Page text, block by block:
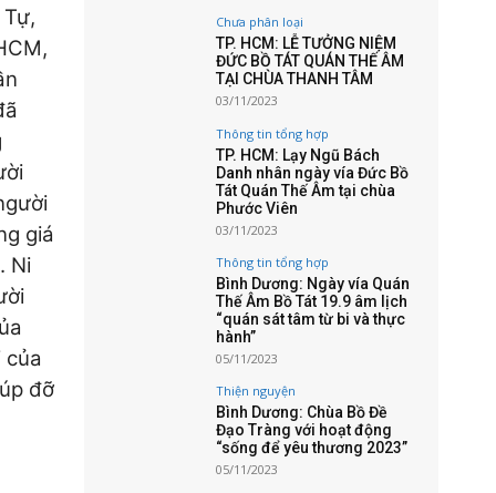
giá
Ni
đỡ
Chưa phân loại
TP. HCM: LỄ TƯỞNG NIỆM
ĐỨC BỒ TÁT QUÁN THẾ ÂM
TẠI CHÙA THANH TÂM
03/11/2023
Thông tin tổng hợp
TP. HCM: Lạy Ngũ Bách
Danh nhân ngày vía Đức Bồ
Tát Quán Thế Âm tại chùa
Phước Viên
03/11/2023
Thông tin tổng hợp
Bình Dương: Ngày vía Quán
Thế Âm Bồ Tát 19.9 âm lịch
“quán sát tâm từ bi và thực
hành”
05/11/2023
Thiện nguyện
Bình Dương: Chùa Bồ Đề
Đạo Tràng với hoạt động
“sống để yêu thương 2023”
05/11/2023